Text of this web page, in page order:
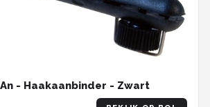
- Haakaanbinder - Zwart